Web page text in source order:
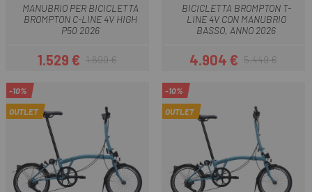
MANUBRIO PER BICICLETTA
BROMPTON C-LINE 4V HIGH
P50 2026
Prezzo
1.529 €Prezzo base
1.699 €
BICICLETTA BROMPTON T-
LINE 4V CON MANUBRIO
BASSO, ANNO 2026
Prezzo
4.904 €Prezzo base
5.449 €
-10%
OUTLET
-10%
OUTLET